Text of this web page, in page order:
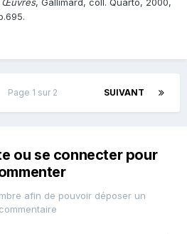
Œuvres, Gallimard, coll. Quarto, 2000,
SUIVANT
Page 1 sur 2
ou se connecter pour
afin de pouvoir déposer un
commentaire